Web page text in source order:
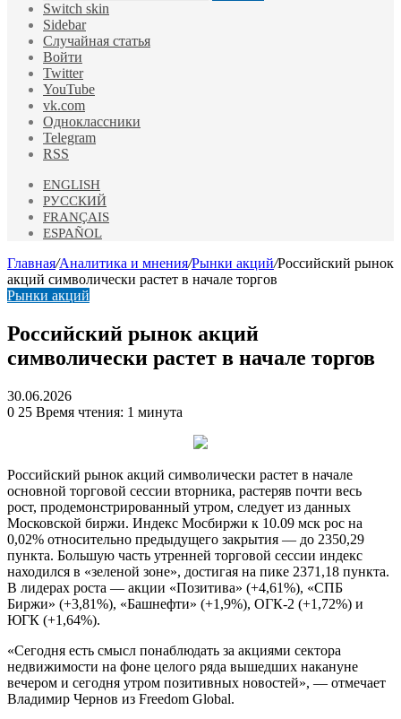
Switch skin
Sidebar
Случайная статья
Войти
Twitter
YouTube
vk.com
Одноклассники
Telegram
RSS
ENGLISH
РУССКИЙ
FRANÇAIS
ESPAÑOL
Главная/Аналитика и мнения/Рынки акций/Российский рынок
акций символически растет в начале торгов
Рынки акций
Российский рынок акций
символически растет в начале торгов
30.06.2026
0 25 Время чтения: 1 минута
Российский рынок акций символически растет в начале
основной торговой сессии вторника, растеряв почти весь
рост, продемонстрированный утром, следует из данных
Московской биржи. Индекс Мосбиржи к 10.09 мск рос на
0,02% относительно предыдущего закрытия — до 2350,29
пункта. Большую часть утренней торговой сессии индекс
находился в «зеленой зоне», достигая на пике 2371,18 пункта.
В лидерах роста — акции «Позитива» (+4,61%), «СПБ
Биржи» (+3,81%), «Башнефти» (+1,9%), ОГК‑2 (+1,72%) и
ЮГК (+1,64%).
«Сегодня есть смысл понаблюдать за акциями сектора
недвижимости на фоне целого ряда вышедших накануне
вечером и сегодня утром позитивных новостей», — отмечает
Владимир Чернов из Freedom Global.